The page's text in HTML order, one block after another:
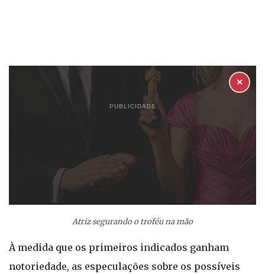
PUBLICIDADE
✕
Atriz segurando o troféu na mão
À medida que os primeiros indicados ganham
notoriedade, as especulações sobre os possíveis